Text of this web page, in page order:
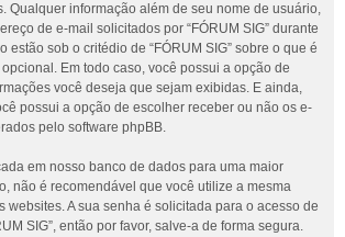
Qualquer informação além de seu nome de usuário,
de e-mail solicitados por “FÓRUM SIG” durante
estão sob o critédio de “FÓRUM SIG” sobre o que é
Em todo caso, você possui a opção de
você deseja que sejam exibidas. E ainda,
possui a opção de escolher receber ou não os e-
pelo software phpBB.
em nosso banco de dados para uma maior
não é recomendável que você utilize a mesma
websites. A sua senha é solicitada para o acesso de
SIG”, então por favor, salve-a de forma segura.